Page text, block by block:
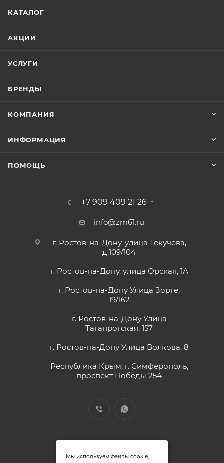
КАТАЛОГ
АКЦИИ
УСЛУГИ
БРЕНДЫ
КОМПАНИЯ
ИНФОРМАЦИЯ
ПОМОЩЬ
+7 909 409 21 26
info@zm61.ru
г. Ростов-на-Дону, улица Текучёва,
д.109/104
г. Ростов-на-Дону, улица Орская, 1А
г. Ростов-на-Дону Улица Зорге,
19/162
г. Ростов-на-Дону Улица
Таганрогская, 157
г. Ростов-на-Дону Улица Волкова, 8
Республика Крым, г. Симферополь,
проспект Победы 254
Мы используем файлы cookie,